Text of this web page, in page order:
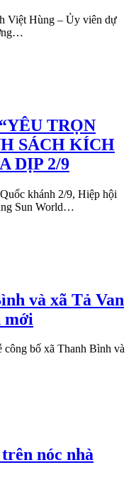
Việt Hùng – Ủy viên dự
TRỌN
SÁCH KÍCH
DỊP 2/9
khánh 2/9, Hiệp hội
Sun World…
và xã Tả Van
mới
công bố xã Thanh Bình và
nóc nhà